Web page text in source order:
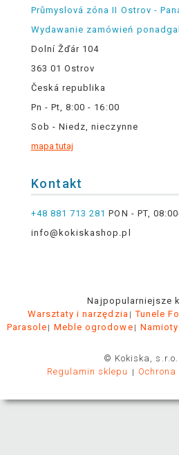
Průmyslová zóna II Ostrov -
Wydawanie zamówień
Dolní Žďár 104
363 01 Ostrov
Česká republika
Pn - Pt, 8:00 - 16:00
Sob - Niedz, nieczynne
mapa tutaj
Kontakt
+48 881 713 281 PON - PT,
info@kokiskashop.pl
Najpopularniejsze
Warsztaty i narzędzia
Tunele
Parasole
Meble ogrodowe
© Kokiska, s.r.o.
Regulamin sklepu